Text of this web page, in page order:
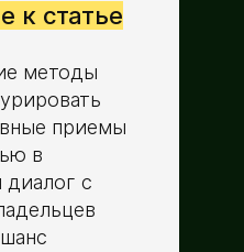
к статье
методы
приемы
в
с